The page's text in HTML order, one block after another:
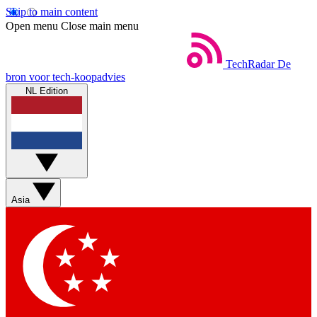
Skip to main content
Open menu Close main menu
TechRadar De
bron voor tech-koopadvies
NL Edition
Asia